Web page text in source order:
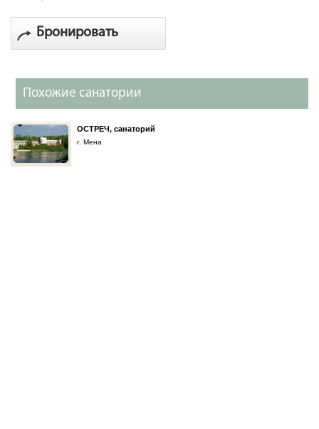
Бронировать
Похожие санатории
ОСТРЕЧ, санаторий
г. Мена